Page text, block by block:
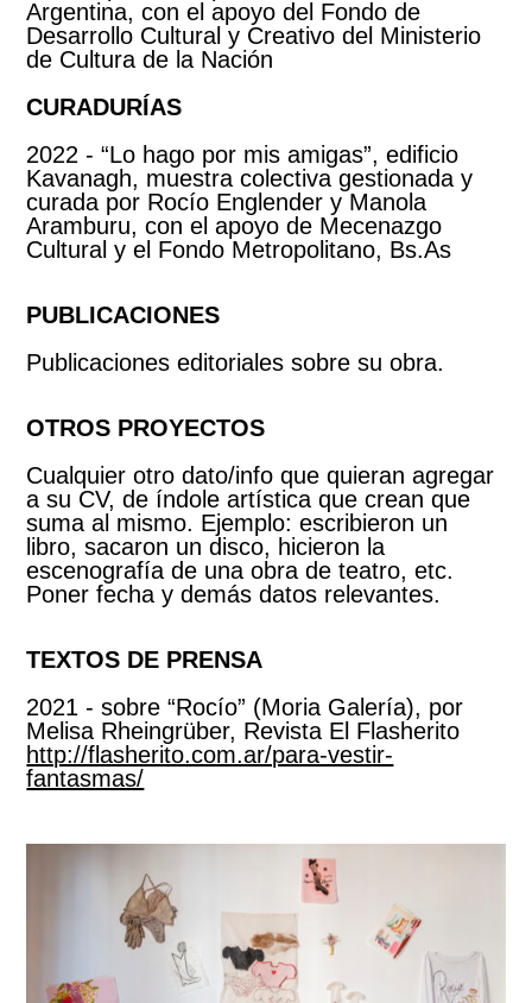
Argentina, con el apoyo del Fondo de
Desarrollo Cultural y Creativo del Ministerio
de Cultura de la Nación
CURADURÍAS
2022 - “Lo hago por mis amigas”, edificio
Kavanagh, muestra colectiva gestionada y
curada por Rocío Englender y Manola
Aramburu, con el apoyo de Mecenazgo
Cultural y el Fondo Metropolitano, Bs.As
PUBLICACIONES
Publicaciones editoriales sobre su obra.
OTROS PROYECTOS
Cualquier otro dato/info que quieran agregar
a su CV, de índole artística que crean que
suma al mismo. Ejemplo: escribieron un
libro, sacaron un disco, hicieron la
escenografía de una obra de teatro, etc.
Poner fecha y demás datos relevantes.
TEXTOS DE PRENSA
2021 - sobre “Rocío” (Moria Galería), por
Melisa Rheingrüber, Revista El Flasherito
http://flasherito.com.ar/para-vestir-
fantasmas/